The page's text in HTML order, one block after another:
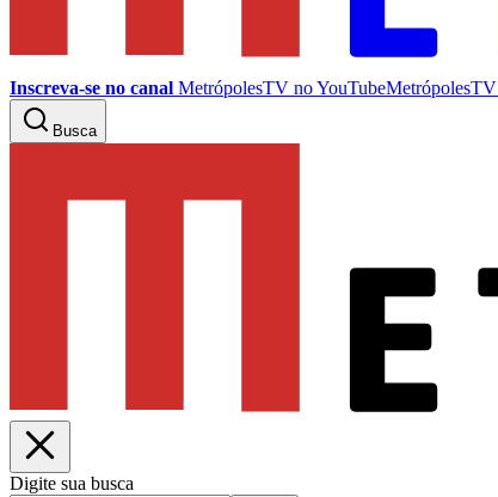
Inscreva-se no canal MetrópolesTV noYouTubeMetrópolesTV
Busca
Digite sua busca